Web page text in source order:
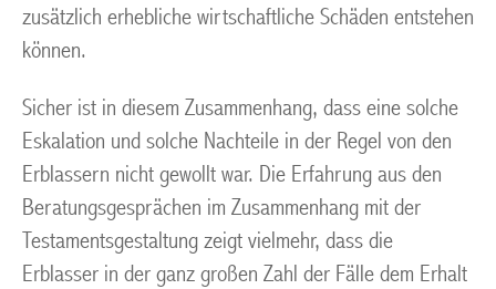
zusätzlich erhebliche wirtschaftliche Schäden entstehen
können.
Sicher ist in diesem Zusammenhang, dass eine solche
Eskalation und solche Nachteile in der Regel von den
Erblassern nicht gewollt war. Die Erfahrung aus den
Beratungsgesprächen im Zusammenhang mit der
Testamentsgestaltung zeigt vielmehr, dass die
Erblasser in der ganz großen Zahl der Fälle dem Erhalt